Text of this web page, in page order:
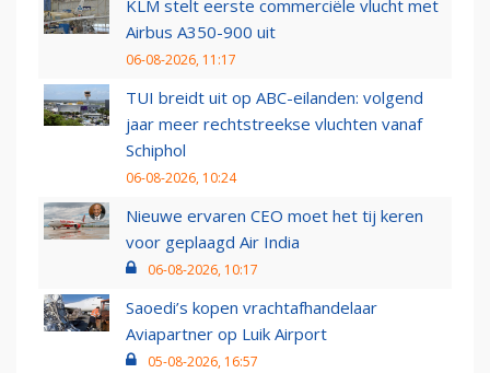
KLM stelt eerste commerciële vlucht met
Airbus A350-900 uit
06-08-2026, 11:17
TUI breidt uit op ABC-eilanden: volgend
jaar meer rechtstreekse vluchten vanaf
Schiphol
06-08-2026, 10:24
Nieuwe ervaren CEO moet het tij keren
voor geplaagd Air India
06-08-2026, 10:17
Saoedi’s kopen vrachtafhandelaar
Aviapartner op Luik Airport
05-08-2026, 16:57